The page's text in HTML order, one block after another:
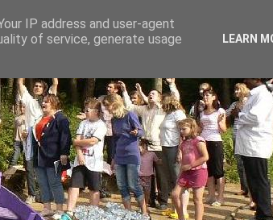
IP address and user-agent
of service, generate usage
LEARN